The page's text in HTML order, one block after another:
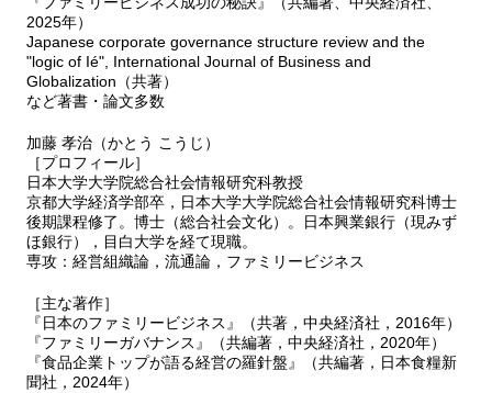
加藤孝治（かとう・こうじ）
日本大学大学院総合社会情報研究科 教授。日本大学博士（総合社
会文化）
1988年京都大学経済学部卒業，日本興業銀行（現・みずほフィナン
科博士後期課程修了。2015年目白大学経営学部教授，2019年日本
大学大学院総合社会情報研究科教授
専攻：流通論，経営組織論，ファミリービジネス
主著：『Next Marketを見据えた食品企業のグローバル戦略』
（2015，ぎょうせい），『ようこそ小売業の世界に─先人に学ぶ商
いのこころ─』
リーアントレプレナーの特性）』（2016，中央経済社）。『これか
らの銀行論』（2019，中央経済社）など
連絡先：kato.koji115@nihon-u.ac.jp
2025年）
Japanese corporate governance structure review and the
"logic of Ié", International Journal of Business and
Globalization（共著）
など著書・論文多数
加藤 孝治（かとう こうじ）
［プロフィール］
日本大学大学院総合社会情報研究科教授
京都大学経済学部卒，日本大学大学院総合社会情報研究科博士
後期課程修了。博士（総合社会文化）。日本興業銀行（現みず
ほ銀行），目白大学を経て現職。
専攻：経営組織論，流通論，ファミリービジネス
［主な著作］
『日本のファミリービジネス』（共著，中央経済社，2016年）
『ファミリーガバナンス』（共編著，中央経済社，2020年）
『食品企業トップが語る経営の羅針盤』（共編著，日本食糧新
聞社，2024年）